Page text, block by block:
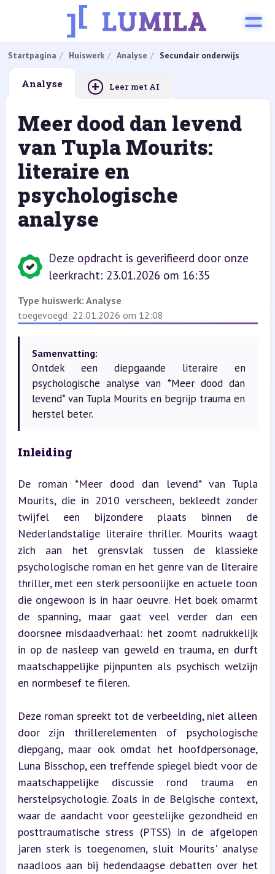
Startpagina Huiswerk Analyse Secundair onderwijs
Analyse + Leer met AI
Meer dood dan levend
van Tupla Mourits:
literaire en
psychologische
analyse
Deze opdracht is geverifieerd door onze
leerkracht: 23.01.2026 om 16:35
Type huiswerk: Analyse
toegevoegd: 22.01.2026 om 12:08
Samenvatting:
Ontdek een diepgaande literaire en
psychologische analyse van *Meer dood dan
levend* van Tupla Mourits en begrijp trauma en
herstel beter.
Inleiding
De roman *Meer dood dan levend* van Tupla
Mourits, die in 2010 verscheen, bekleedt zonder
twijfel een bijzondere plaats binnen de
Nederlandstalige literaire thriller. Mourits waagt
zich aan het grensvlak tussen de klassieke
psychologische roman en het genre van de literaire
thriller, met een sterk persoonlijke en actuele toon
die ongewoon is in haar oeuvre. Het boek omarmt
de spanning, maar gaat veel verder dan een
doorsnee misdaadverhaal: het zoomt nadrukkelijk
in op de nasleep van geweld en trauma, en durft
maatschappelijke pijnpunten als psychisch welzijn
en normbesef te fileren.
Deze roman spreekt tot de verbeelding, niet alleen
door zijn thrillerelementen of psychologische
diepgang, maar ook omdat het hoofdpersonage,
Luna Bisschop, een treffende spiegel biedt voor de
maatschappelijke discussie rond trauma en
herstelpsychologie. Zoals in de Belgische context,
waar de aandacht voor geestelijke gezondheid en
posttraumatische stress (PTSS) in de afgelopen
jaren sterk is toegenomen, sluit Mourits' analyse
naadloos aan bij hedendaagse debatten over het